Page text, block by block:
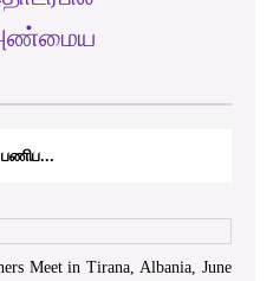
பணிப...
Meet in Tirana, Albania, June